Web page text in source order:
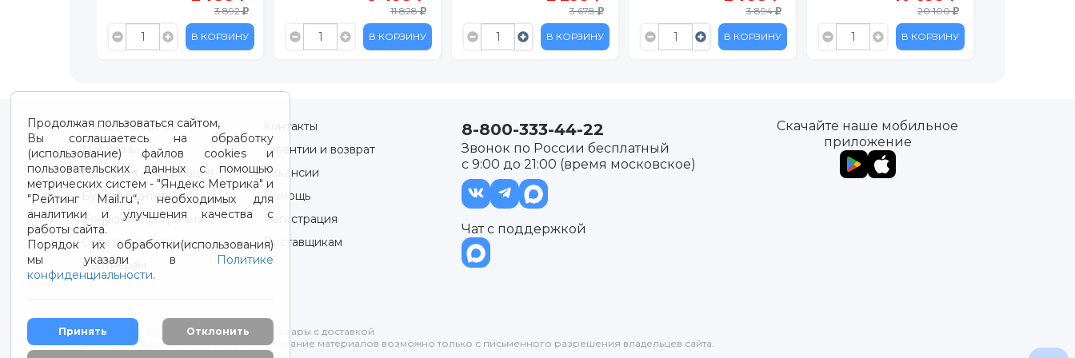
11 828
В КОРЗИНУ
3 678
В КОРЗИНУ
3 894
В КОРЗИНУ
20 100
В КОРЗИНУ
1 781
В КОРЗИНУ
Продолжая пользоваться сайтом,
Вы соглашаетесь на обработку
(использование) файлов cookies и
пользовательских данных с помощью
метрических систем - "Яндекс Метрика" и
"Рейтинг Mail.ru“, необходимых для
аналитики и улучшения качества с
работы сайта.
Порядок их обработки(использования)
мы указали в Политике
конфиденциальности.
Принять Отклонить
О нас / About us
Контакты
Магазины
Гарантии и возврат
Правовая информация
Вакансии
Будьте бдительны!
Помощь
Бонусная программа
Регистрация
Оплата и доставка
Поставщикам
Партнерам
8-800-333-44-22
Звонок по России бесплатный
с 9:00 до 21:00 (время московское)
Чат с поддержкой
Скачайте наше мобильное
приложение
2012-2026 © ООО "ВОТОНЯ". Детские товары с доставкой
Все права защищены. Любое использование материалов возможно только с письменного разрешения владельцев сайта.